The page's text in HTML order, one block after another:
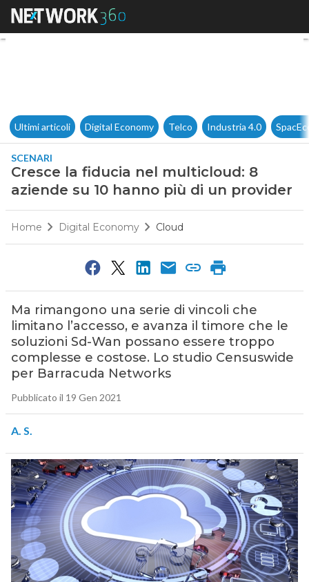
Cresce la fiducia nel
Ultimi articoli Digital Economy Telco Industria 4.0
SCENARI
Cresce la fiducia nel multicloud: 8
aziende su 10 hanno più di un provider
Home Digital Economy Cloud
Ma rimangono una serie di vincoli che
limitano l’accesso, e avanza il timore che le
soluzioni Sd-Wan possano essere troppo
complesse e costose. Lo studio Censuswide
per Barracuda Networks
Pubblicato il 19 Gen 2021
A. S.